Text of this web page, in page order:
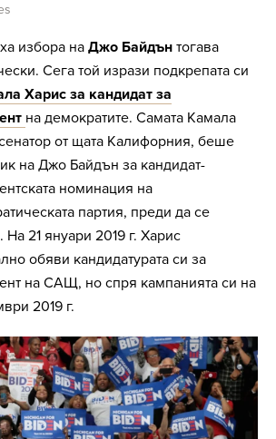
избора на Джо Байдън тогава
Сега той изрази подкрепата си
Харис за кандидат за
на демократите. Самата Камала
от щата Калифорния, беше
на Джо Байдън за кандидат-
номинация на
партия, преди да се
На 21 януари 2019 г. Харис
обяви кандидатурата си за
на САЩ, но спря кампанията си на
2019 г.